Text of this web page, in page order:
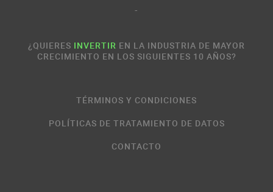
-
¿QUIERES INVERTIR EN LA INDUSTRIA DE MAYOR
CRECIMIENTO EN LOS SIGUIENTES 10 AÑOS?
TÉRMINOS Y CONDICIONES
POLÍTICAS DE TRATAMIENTO DE DATOS
CONTACTO